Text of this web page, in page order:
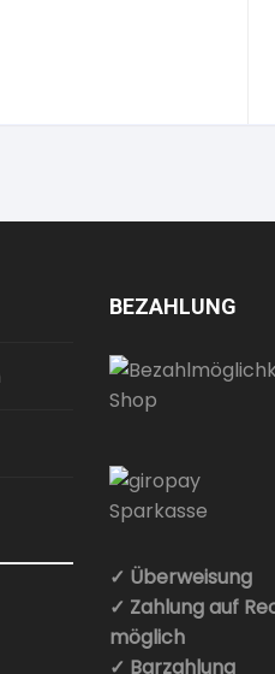
BEZAHLUNG
✓ Überweisung
✓ Zahlung auf
möglich
✓ Barzahlung